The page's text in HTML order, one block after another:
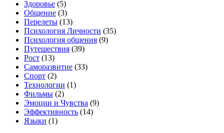
Здоровье (5)
Общение (3)
Перелеты (13)
Психология Личности (35)
Психология общения (9)
Путешествия (39)
Рост (13)
Саморазвитие (33)
Спорт (2)
Технологии (1)
Фильмы (2)
Эмоции и Чувства (9)
Эффективность (14)
Языки (1)